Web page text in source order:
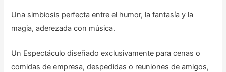
Una simbiosis perfecta entre el humor, la fantasía y la
magia, aderezada con música.
Un Espectáculo diseñado exclusivamente para cenas o
comidas de empresa, despedidas o reuniones de amigos,